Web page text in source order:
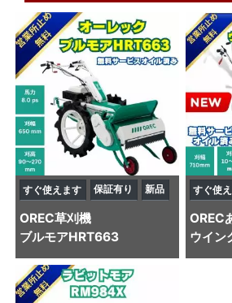
すぐ使えます 保証有り 新品
OREC草刈機
ブルモアHRT663
すぐ使
OREC
ウイン